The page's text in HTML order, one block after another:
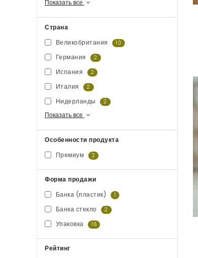
Показать все
Страна
Великобритания
10
Германия 2
Испания 2
Италия 2
Нидерланды 2
Показать все
Особенности продукта
Премиум
2
Форма продажи
Банка (пластик)
1
Банка стекло 2
Упаковка 16
Рейтинг